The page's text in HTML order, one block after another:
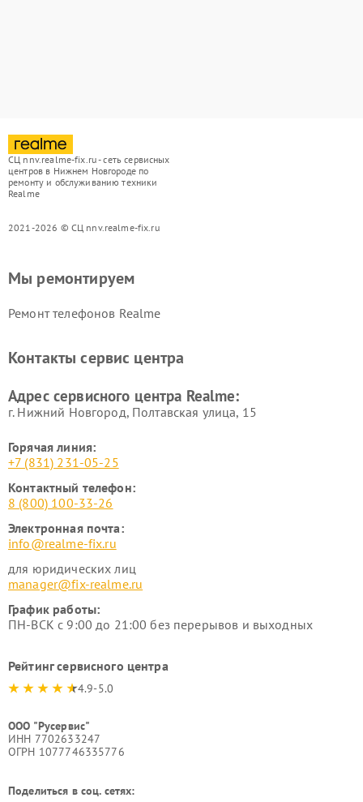
СЦ nnv.realme-fix.ru - сеть сервисных
центров в Нижнем Новгороде по
ремонту и обслуживанию техники
Realme
2021-2026 © СЦ nnv.realme-fix.ru
Мы ремонтируем
Ремонт телефонов Realme
Контакты сервис центра
Адрес сервисного центра Realme:
г. Нижний Новгород, Полтавская улица, 15
Горячая линия:
+7 (831) 231-05-25
Контактный телефон:
8 (800) 100-33-26
Электронная почта:
info@realme-fix.ru
для юридических лиц
manager@fix-realme.ru
График работы:
ПН-ВСК с 9:00 до 21:00 без перерывов и выходных
Рейтинг сервисного центра
4.9-5.0
ООО "Русервис"
ИНН 7702633247
ОГРН 1077746335776
Поделиться в соц. сетях: